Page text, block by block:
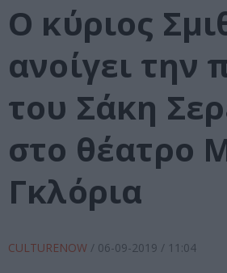
Ο κύριος
ανοίγει την
του Σάκη
στο θέατρο
Γκλόρια
CULTURENOW / 06-09-2019 / 11:04